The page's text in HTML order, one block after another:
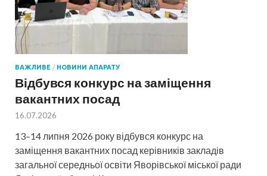
ВАЖЛИВЕ / НОВИНИ АПАРАТУ
Відбувся конкурс на заміщення
вакантних посад
16.07.2026
13–14 липня 2026 року відбувся конкурс на
заміщення вакантних посад керівників закладів
загальної середньої освіти Яворівської міської ради